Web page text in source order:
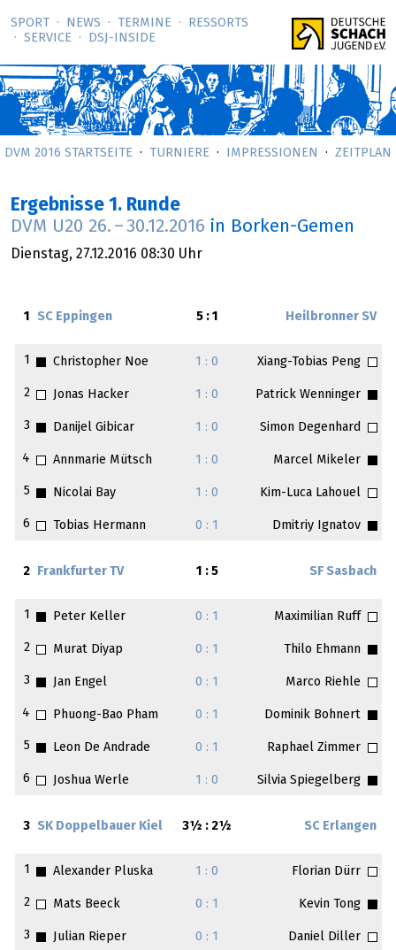
SPORT NEWS TERMINE
RESSORTS
SERVICE
DSJ-­INSIDE
DVM 2016 STARTSEITE TURNIERE IMPRESSIONEN ZEITPLAN
Ergebnisse 1. Runde
DVM U20 26. – 30.12.2016 in Borken-Gemen
Dienstag, 27.12.2016 08:30 Uhr
1 SC Eppingen 5 : 1 Heilbronner SV
1 Christopher Noe 1 : 0 Xiang-Tobias Peng
2 Jonas Hacker 1 : 0 Patrick Wenninger
3 Danijel Gibicar 1 : 0 Simon Degenhard
4 Annmarie Mütsch 1 : 0 Marcel Mikeler
5 Nicolai Bay 1 : 0 Kim-Luca Lahouel
6 Tobias Hermann 0 : 1 Dmitriy Ignatov
2 Frankfurter TV 1 : 5 SF Sasbach
1 Peter Keller 0 : 1 Maximilian Ruff
2 Murat Diyap 0 : 1 Thilo Ehmann
3 Jan Engel 0 : 1 Marco Riehle
4 Phuong-Bao Pham 0 : 1 Dominik Bohnert
5 Leon De Andrade 0 : 1 Raphael Zimmer
6 Joshua Werle 1 : 0 Silvia Spiegelberg
3 SK Doppelbauer Kiel 3½ : 2½ SC Erlangen
1 Alexander Pluska 1 : 0 Florian Dürr
2 Mats Beeck 0 : 1 Kevin Tong
3 Julian Rieper 0 : 1 Daniel Diller